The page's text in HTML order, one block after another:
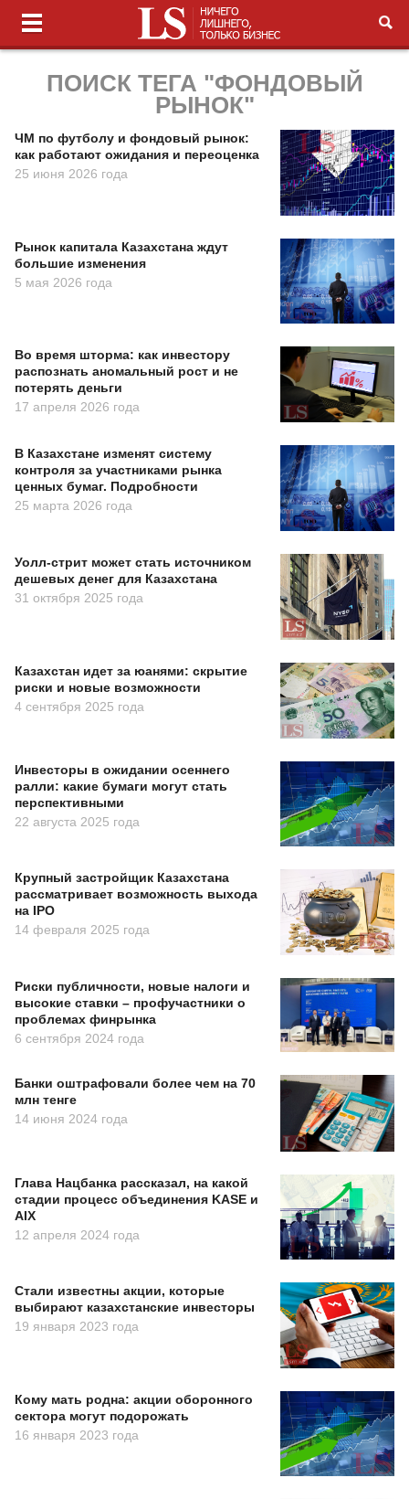
ПОИСК ТЕГА "ФОНДОВЫЙ
РЫНОК"
ЧМ по футболу и фондовый рынок:
как работают ожидания и переоценка
25 июня 2026 года
Рынок капитала Казахстана ждут
большие изменения
5 мая 2026 года
Во время шторма: как инвестору
распознать аномальный рост и не
потерять деньги
17 апреля 2026 года
В Казахстане изменят систему
контроля за участниками рынка
ценных бумаг. Подробности
25 марта 2026 года
Уолл-стрит может стать источником
дешевых денег для Казахстана
31 октября 2025 года
Казахстан идет за юанями: скрытие
риски и новые возможности
4 сентября 2025 года
Инвесторы в ожидании осеннего
ралли: какие бумаги могут стать
перспективными
22 августа 2025 года
Крупный застройщик Казахстана
рассматривает возможность выхода
на IPO
14 февраля 2025 года
Риски публичности, новые налоги и
высокие ставки – профучастники о
проблемах финрынка
6 сентября 2024 года
Банки оштрафовали более чем на 70
млн тенге
14 июня 2024 года
Глава Нацбанка рассказал, на какой
стадии процесс объединения KASE и
AIX
12 апреля 2024 года
Стали известны акции, которые
выбирают казахстанские инвесторы
19 января 2023 года
Кому мать родна: акции оборонного
сектора могут подорожать
16 января 2023 года